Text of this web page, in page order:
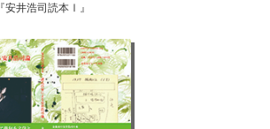
『安井浩司読本Ⅰ』